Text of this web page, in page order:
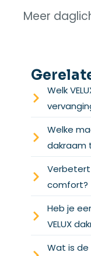
Meer
Welk
Welke
dakraam
Verbetert
comfort?
Heb je
VELUX
Wat is de